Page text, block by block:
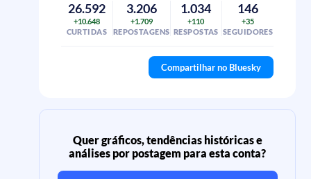
26.592
+10.648
CURTIDAS
3.206
+1.709
REPOSTAGENS
1.034
+110
RESPOSTAS
146
+35
SEGUIDORES
Compartilhar no Bluesky
Quer gráficos, tendências históricas e
análises por postagem para esta conta?